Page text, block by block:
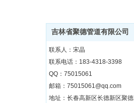
吉林省聚德管道有限公司
联系人：宋晶
联系电话：183-4318-3398
QQ：75015061
邮箱：75015061@qq.com
地址：长春高新区长德新区聚